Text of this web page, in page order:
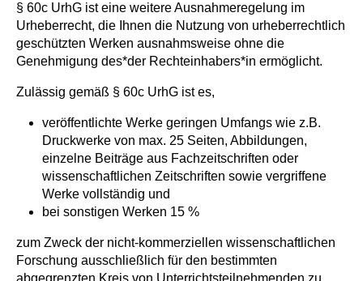
§ 60c UrhG ist eine weitere Ausnahmeregelung im
Urheberrecht, die Ihnen die Nutzung von urheberrechtlich
geschützten Werken ausnahmsweise ohne die
Genehmigung des*der Rechteinhabers*in ermöglicht.
Zulässig gemäß § 60c UrhG ist es,
veröffentlichte Werke geringen Umfangs wie z.B.
Druckwerke von max. 25 Seiten, Abbildungen,
einzelne Beiträge aus Fachzeitschriften oder
wissenschaftlichen Zeitschriften sowie vergriffene
Werke vollständig und
bei sonstigen Werken 15 %
zum Zweck der nicht-kommerziellen wissenschaftlichen
Forschung ausschließlich für den bestimmten
abgegrenzten Kreis von Unterrichtsteilnehmenden zu